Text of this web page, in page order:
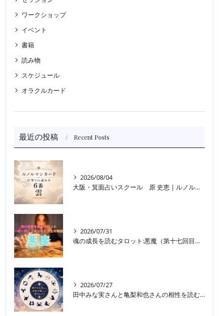
ワークショップ
イベント
書籍
読み物
スケジュール
オラクルカード
最近の投稿 Recent Posts
2026/08/04
大阪・箕面占いスクール 原 史恵 | ルノルマンカード読み方のコツ「雲」 仕事をテーマに占った場合
2026/07/31
魂の成長を読むタロット:悪魔（第十七回目）｜大阪・箕面占いスクールラブアンドライト
2026/07/27
田中みな実さんと亀梨和也さんの相性を読む｜大阪・箕面占いスクールラブアンドライト